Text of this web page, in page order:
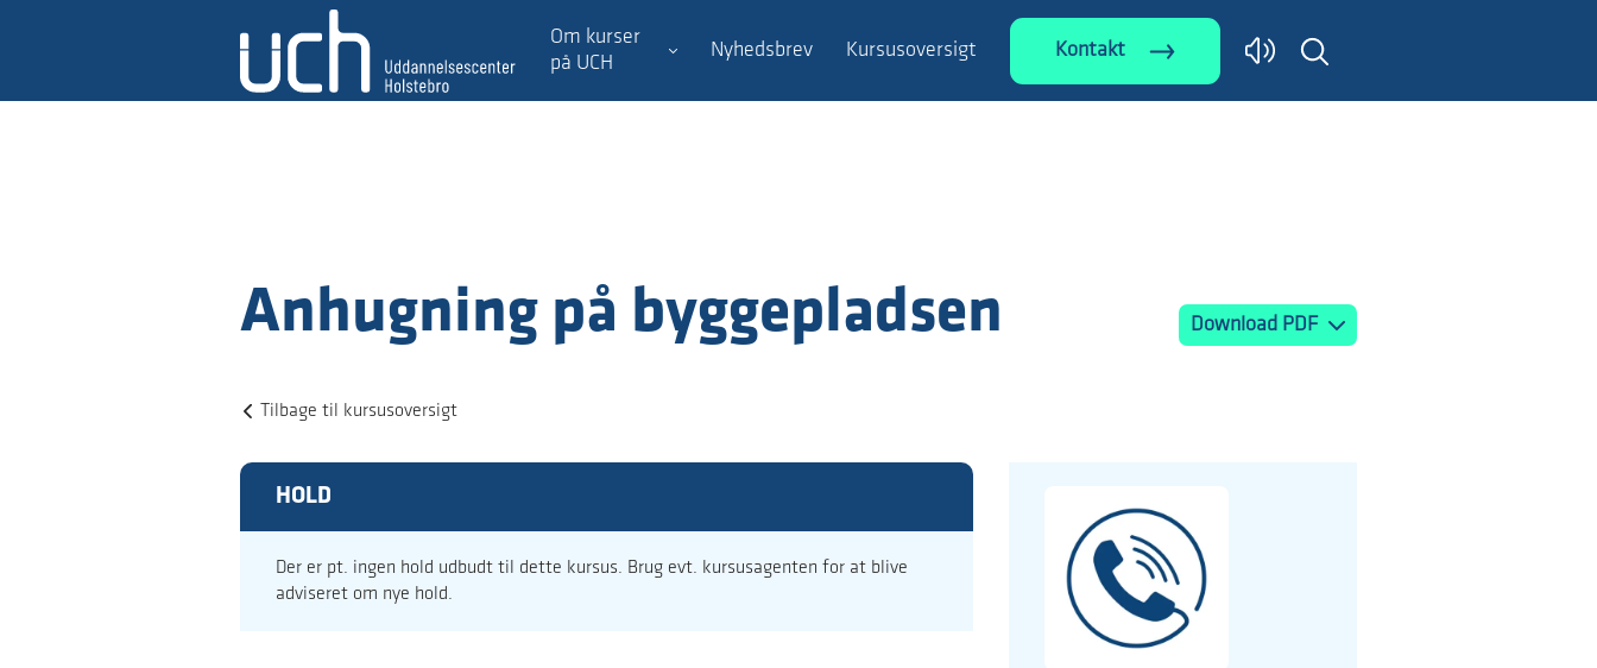
Om kurser
på UCH
Nyhedsbrev Kursusoversigt Kontakt
Anhugning på byggepladsen Download PDF
Tilbage til kursusoversigt
HOLD
Der er pt. ingen hold udbudt til dette kursus. Brug evt. kursusagenten for at blive
adviseret om nye hold.